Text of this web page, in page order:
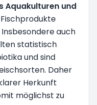
Aquakulturen und
auch
statistisch
und sind
Daher
Herkunft
möglichst zu